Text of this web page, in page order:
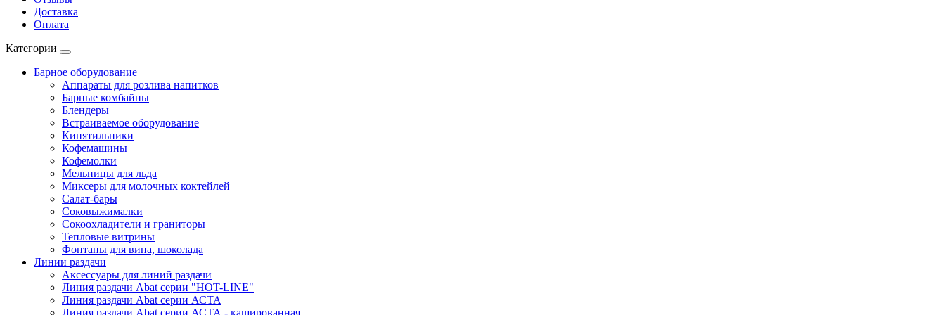
Доставка
Оплата
Категории
Барное оборудование
Аппараты для розлива напитков
Барные комбайны
Блендеры
Встраиваемое оборудование
Кипятильники
Кофемашины
Кофемолки
Мельницы для льда
Миксеры для молочных коктейлей
Салат-бары
Соковыжималки
Сокоохладители и граниторы
Тепловые витрины
Фонтаны для вина, шоколада
Линии раздачи
Аксессуары для линий раздачи
Линия раздачи Abat серии "HOT-LINE"
Линия раздачи Abat серии АСТА
Линия раздачи Abat серии АСТА - кашированная